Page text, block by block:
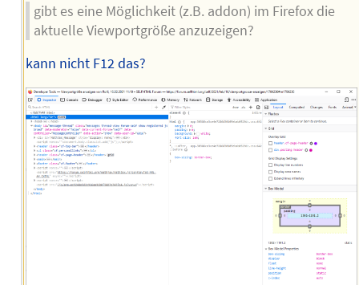
gibt es eine Möglichkeit (z.B. addon) im Firefox die
aktuelle Viewportgröße anzuzeigen?
kann nicht F12 das?